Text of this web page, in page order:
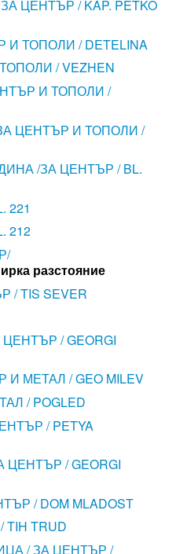
ЦЕНТЪР / KAP. PETKO
ТОПОЛИ / DETELINA
/ VEZHEN
И ТОПОЛИ /
ЦЕНТЪР И ТОПОЛИ /
/ЗА ЦЕНТЪР / BL.
221
212
разстояние
TIS SEVER
/ GEORGI
МЕТАЛ / GEO MILEV
/ POGLED
/ PETYA
/ GEORGI
/ DOM MLADOST
TRUD
/ ЗА ЦЕНТЪР /